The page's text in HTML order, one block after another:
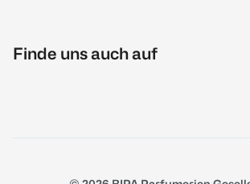
Finde uns auch auf